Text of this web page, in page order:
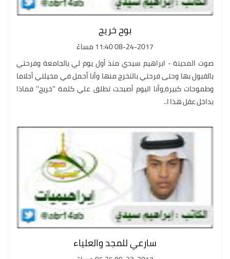
بوح خريج
08-24-2017 11:40 مساءً
صوت المدينة - ابراهيم سيدي منذ أول يوم لي بالجامعة وفرحتي
بالقبول بها وحتى فرحتي بالتخرج منها وأنا أحمل في مخيلتي أحلاما
وطموحات كبيرة،وأنا اليوم أصبحت تطلق علي كلمة ''خريج'' فماذا
بداخل عقل هذا ا..
سارعي للمجد والعلياء